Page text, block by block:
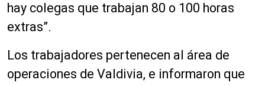
hay colegas que trabajan 80 o 100 horas
extras”.
Los trabajadores pertenecen al área de
operaciones de Valdivia, e informaron que